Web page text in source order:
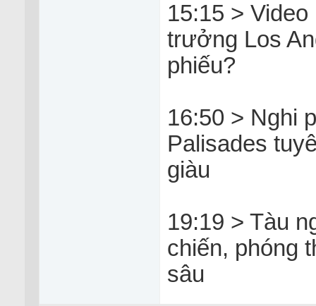
15:15 >
trưởng Los
phiếu?
16:50 > Nghi
Palisades
giàu
19:19 > Tàu
chiến, phóng
sâu